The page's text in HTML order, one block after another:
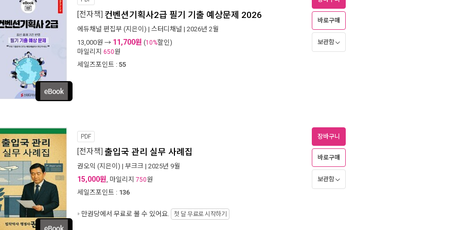
[전자책] 컨벤션기획사2급 필기 기출 예상문제 2026
에듀채널 편집부 (지은이) | 스터디채널 | 2026년 2월
13,000원 → 11,700원 (10%할인)
마일리지 650원
세일즈포인트 : 55
바로구매
보관함
PDF
[전자책] 출입국 관리 실무 사례집
권오익 (지은이) | 부크크 | 2025년 9월
15,000원, 마일리지 750원
세일즈포인트 : 136
만권당에서 무료로 볼 수 있어요. 첫 달 무료로 시작하기
장바구니
바로구매
보관함